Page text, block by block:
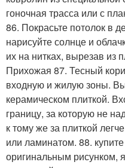
гоночная трасса или с
86. Покрасьте потолок в
нарисуйте солнце и
их на нитках, вырезав из
Прихожая 87. Тесный
входную и жилую зоны.
керамическом плиткой.
границу, за которую не
к тому же за плиткой
или ламинатом. 88.
оригинальным рисунком,